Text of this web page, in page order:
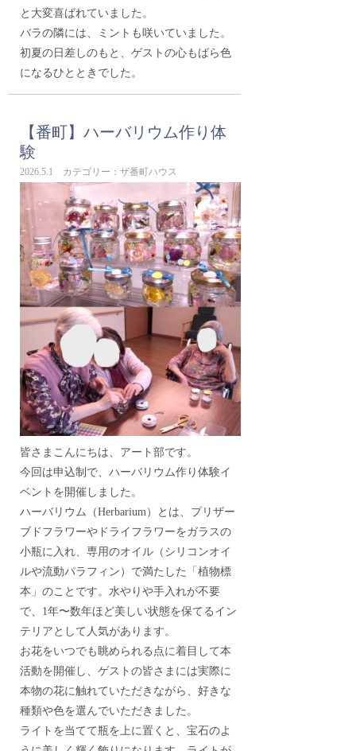
と大変喜ばれていました。
バラの隣には、ミントも咲いていました。
初夏の日差しのもと、ゲストの心もばら色
になるひとときでした。
【番町】ハーバリウム作り体
験
2026.5.1 カテゴリー：ザ番町ハウス
皆さまこんにちは、アート部です。
今回は申込制で、ハーバリウム作り体験イ
ベントを開催しました。
ハーバリウム（Herbarium）とは、プリザー
ブドフラワーやドライフラワーをガラスの
小瓶に入れ、専用のオイル（シリコンオイ
ルや流動パラフィン）で満たした「植物標
本」のことです。水やりや手入れが不要
で、1年〜数年ほど美しい状態を保てるイン
テリアとして人気があります。
お花をいつでも眺められる点に着目して本
活動を開催し、ゲストの皆さまには実際に
本物の花に触れていただきながら、好きな
種類や色を選んでいただきました。
ライトを当てて瓶を上に置くと、宝石のよ